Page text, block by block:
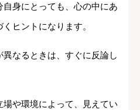
身にとっても、心の中にあ
ヒントになります。
なるときは、すぐに反論し
や環境によって、見えてい